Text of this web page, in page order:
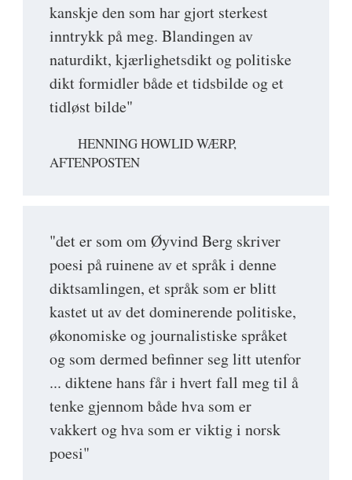
kanskje den som har gjort sterkest
inntrykk på meg. Blandingen av
naturdikt, kjærlighetsdikt og politiske
dikt formidler både et tidsbilde og et
tidløst bilde"
HENNING HOWLID WÆRP,
AFTENPOSTEN
"det er som om Øyvind Berg skriver
poesi på ruinene av et språk i denne
diktsamlingen, et språk som er blitt
kastet ut av det dominerende politiske,
økonomiske og journalistiske språket
og som dermed befinner seg litt utenfor
... diktene hans får i hvert fall meg til å
tenke gjennom både hva som er
vakkert og hva som er viktig i norsk
poesi"